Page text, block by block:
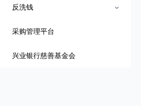
反洗钱
采购管理平台
兴业银行慈善基金会